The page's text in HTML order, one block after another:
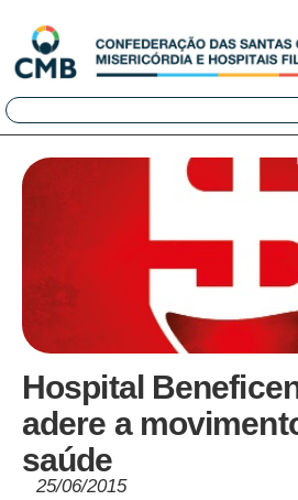
Hospital
adere a
saúde
25/06/2015